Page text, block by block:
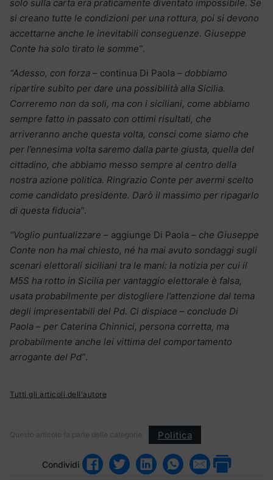
solo sulla carta era praticamente diventato impossibile. Se
si creano tutte le condizioni per una rottura, poi si devono
accettarne anche le inevitabili conseguenze. Giuseppe
Conte ha solo tirato le somme”.
“Adesso, con forza – continua Di Paola – dobbiamo
ripartire subito per dare una possibilità alla Sicilia.
Correremo non da soli, ma con i siciliani, come abbiamo
sempre fatto in passato con ottimi risultati, che
arriveranno anche questa volta, consci come siamo che
per l’ennesima volta saremo dalla parte giusta, quella del
cittadino, che abbiamo messo sempre al centro della
nostra azione politica. Ringrazio Conte per avermi scelto
come candidato presidente. Darò il massimo per ripagarlo
di questa fiducia”.
“Voglio puntualizzare – aggiunge Di Paola – che Giuseppe
Conte non ha mai chiesto, né ha mai avuto sondaggi sugli
scenari elettorali siciliani tra le mani: la notizia per cui il
M5S ha rotto in Sicilia per vantaggio elettorale è falsa,
usata probabilmente per distogliere l’attenzione dal tema
degli impresentabili del Pd. Ci dispiace – conclude Di
Paola – per Caterina Chinnici, persona corretta, ma
probabilmente anche lei vittima del comportamento
arrogante del Pd”.
Tutti gli articoli dell'autore
Questo articolo fa parte delle categorie: Politica
Condividi